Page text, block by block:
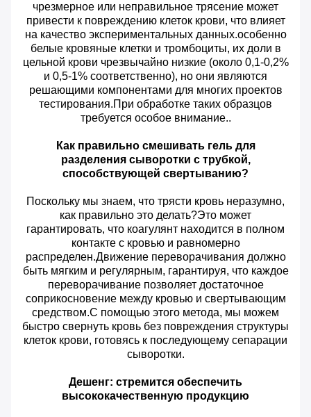
чрезмерное или неправильное трясение может
привести к повреждению клеток крови, что влияет
на качество экспериментальных данных.особенно
белые кровяные клетки и тромбоциты, их доли в
цельной крови чрезвычайно низкие (около 0,1-0,2%
и 0,5-1% соответственно), но они являются
решающими компонентами для многих проектов
тестирования.При обработке таких образцов
требуется особое внимание..
Как правильно смешивать гель для
разделения сыворотки с трубкой,
способствующей свертыванию?
Поскольку мы знаем, что трясти кровь неразумно,
как правильно это делать?Это может
гарантировать, что коагулянт находится в полном
контакте с кровью и равномерно
распределен.Движение переворачивания должно
быть мягким и регулярным, гарантируя, что каждое
переворачивание позволяет достаточное
соприкосновение между кровью и свертывающим
средством.С помощью этого метода, мы можем
быстро свернуть кровь без повреждения структуры
клеток крови, готовясь к последующему сепарации
сыворотки.
Дешенг: стремится обеспечить
высококачественную продукцию